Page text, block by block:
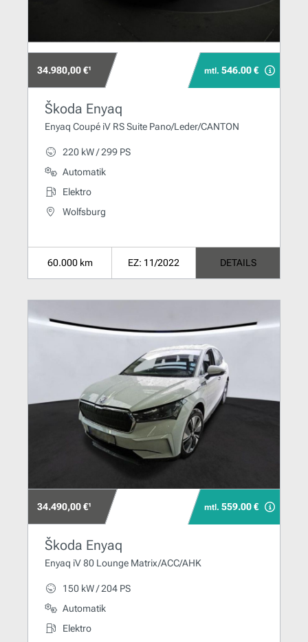
34.980,00 €¹ mtl. 546.00 €
Škoda Enyaq
Enyaq Coupé iV RS Suite Pano/Leder/CANTON
220 kW / 299 PS
Automatik
Elektro
Wolfsburg
60.000 km EZ: 11/2022 DETAILS
34.490,00 €¹ mtl. 559.00 €
Škoda Enyaq
Enyaq iV 80 Lounge Matrix/ACC/AHK
150 kW / 204 PS
Automatik
Elektro